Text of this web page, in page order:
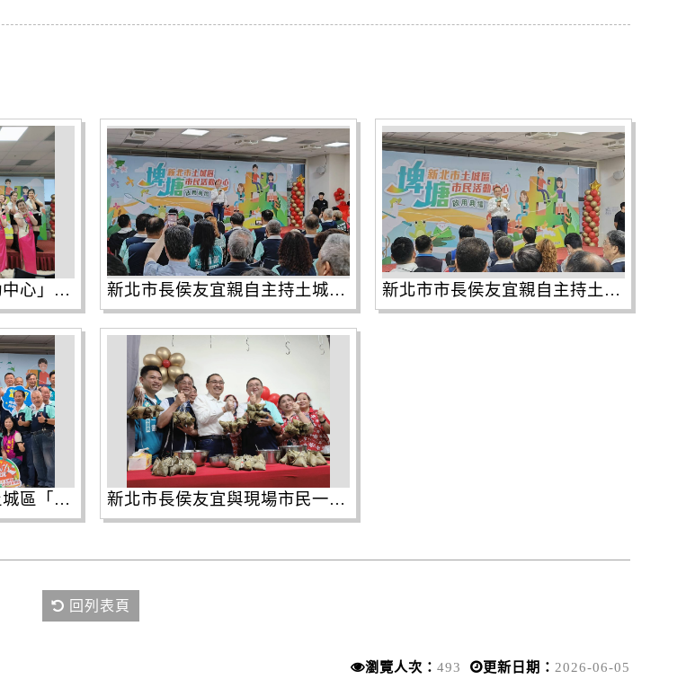
土城區「埤塘市民活動中心」隆重舉行啟用典禮，開場邀請到埤塘里在地舞蹈班的媽媽們，帶來充滿活力與自信的精彩舞蹈，展現地方滿滿熱情。 新北市長侯友宜親自主持土城區「埤塘市民活動中心」揭牌儀式。 新北市市長侯友宜親自主持土城區「埤塘市民活動中心」揭牌儀式。
侯友宜市長親自主持土城區「埤塘市民活動中心」揭牌儀式。 新北市長侯友宜與現場市民一同參與「包粽連結－百粽一心，幸福串聯」活動。
回列表頁
瀏覽人次： 493 更新日期： 2026-06-05